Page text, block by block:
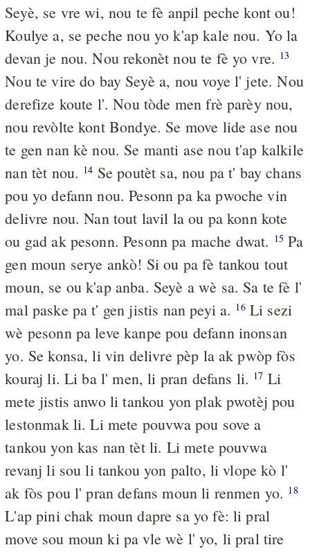
Seyè, se vre wi, nou te fè anpil peche kont ou!
Koulye a, se peche nou yo k'ap kale nou. Yo la
devan je nou. Nou rekonèt nou te fè yo vre. 13
Nou te vire do bay Seyè a, nou voye l' jete. Nou
derefize koute l'. Nou tòde men frè parèy nou,
nou revòlte kont Bondye. Se move lide ase nou
te gen nan kè nou. Se manti ase nou t'ap kalkile
nan tèt nou. 14 Se poutèt sa, nou pa t' bay chans
pou yo defann nou. Pesonn pa ka pwoche vin
delivre nou. Nan tout lavil la ou pa konn kote
ou gad ak pesonn. Pesonn pa mache dwat. 15 Pa
gen moun serye ankò! Si ou pa fè tankou tout
moun, se ou k'ap anba. Seyè a wè sa. Sa te fè l'
mal paske pa t' gen jistis nan peyi a. 16Li sezi
wè pesonn pa leve kanpe pou defann inonsan
yo. Se konsa, li vin delivre pèp la ak pwòp fòs
kouraj li. Li ba l' men, li pran defans li. 17 Li
mete jistis anwo li tankou yon plak pwotèj pou
lestonmak li. Li mete pouvwa pou sove a
tankou yon kas nan tèt li. Li mete pouvwa
revanj li sou li tankou yon palto, li vlope kò l'
ak fòs pou l' pran defans moun li renmen yo. 18
L'ap pini chak moun dapre sa yo fè: li pral
move sou moun ki pa vle wè l' yo, li pral tire